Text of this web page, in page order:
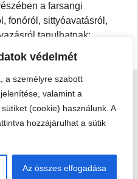
védelmét
a személyre szabott
valamint a
(cookie) használunk. A
hozzájárulhat a sütik
Az összes elfogadása
a farsangi
fonóról, sittyóavatásról,
tanulhatnak:
út 25. · Telefon: